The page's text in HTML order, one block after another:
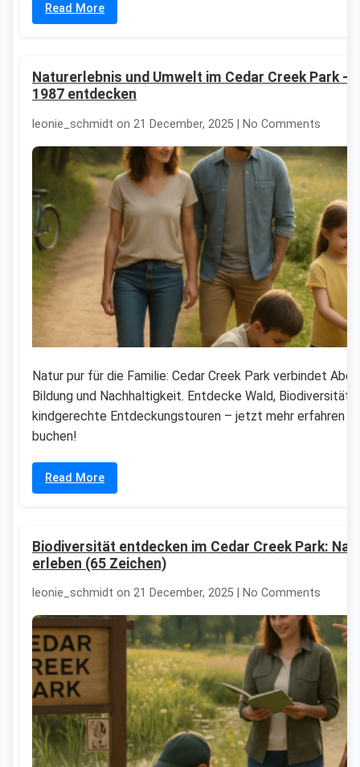
Read More
Naturerlebnis und Umwelt im Cedar Creek Park –
1987 entdecken
leonie_schmidt on 21 December, 2025 | No Comments
Natur pur für die Familie: Cedar Creek Park verbindet
Bildung und Nachhaltigkeit. Entdecke Wald, Biodiversität
kindgerechte Entdeckungstouren – jetzt mehr erfahren
buchen!
Read More
Biodiversität entdecken im Cedar Creek Park:
erleben (65 Zeichen)
leonie_schmidt on 21 December, 2025 | No Comments